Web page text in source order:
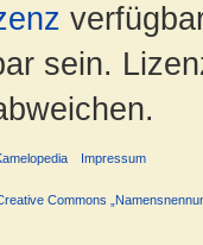
sein.
Impressum